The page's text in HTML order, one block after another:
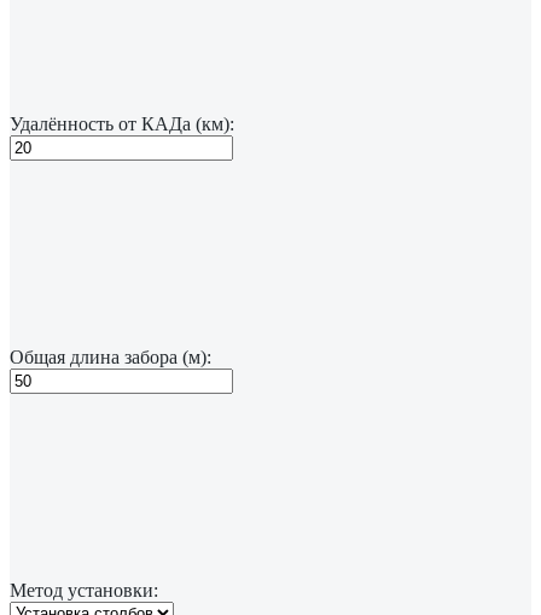
Удалённость от КАДа (км):
Общая длина забора (м):
Метод установки: